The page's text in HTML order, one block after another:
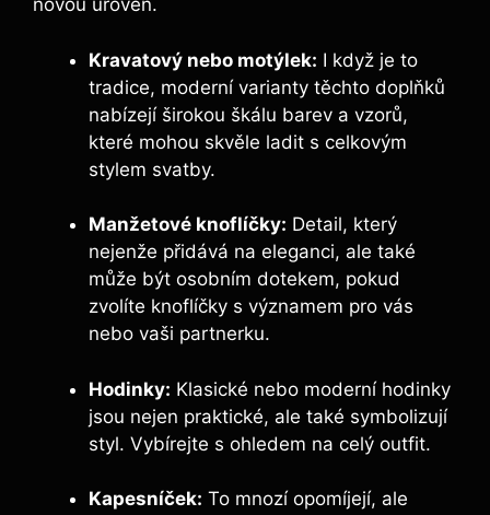
novou úroveň.
Kravatový nebo motýlek: I když je to
tradice, moderní varianty těchto doplňků
nabízejí širokou škálu barev a vzorů,
které mohou skvěle ladit s celkovým
stylem svatby.
Manžetové knoflíčky: Detail, který
nejenže přidává na eleganci, ale také
může být osobním dotekem, pokud
zvolíte knoflíčky s významem pro vás
nebo vaši partnerku.
Hodinky: Klasické nebo moderní hodinky
jsou nejen praktické, ale také symbolizují
styl. Vybírejte s ohledem na celý outfit.
Kapesníček: To mnozí opomíjejí, ale